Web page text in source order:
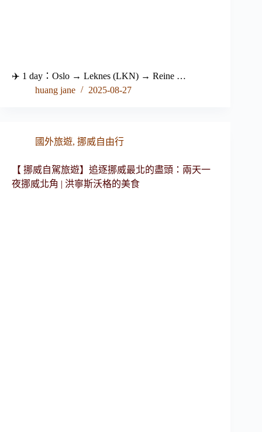
✈️ 1 day：Oslo → Leknes (LKN) → Reine …
huang jane
2025-08-27
國外旅遊, 挪威自由行
【 挪威自駕旅遊】追逐挪威最北的盡頭：兩天一
夜挪威北角 | 洪寧斯沃格的美食